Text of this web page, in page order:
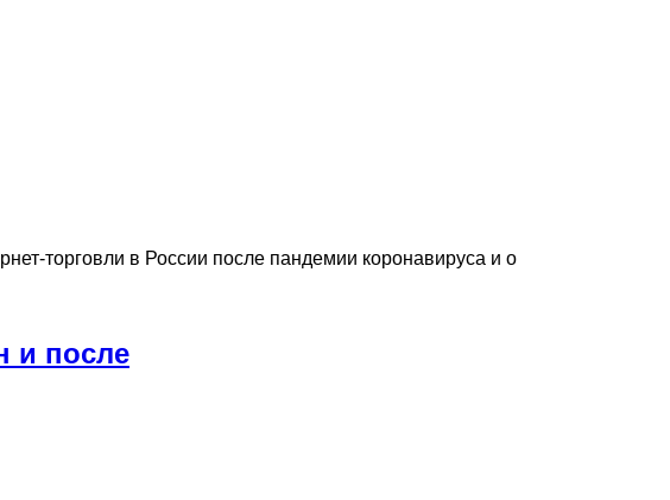
торговли в России после пандемии коронавируса и о
и после